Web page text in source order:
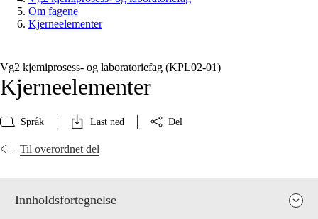
Om fagene
Kjerneelementer
Vg2 kjemiprosess- og laboratoriefag (KPL02‑01)
Kjerneelementer
Språk Last ned Del
Til overordnet del
Innholdsfortegnelse